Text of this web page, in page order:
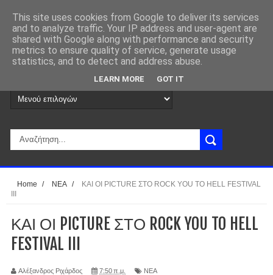
Home / ΝΕΑ /
ΚΑΙ ΟΙ PICTURE ΣΤΟ ROCK YOU TO HELL FESTIVAL
III
ΚΑΙ ΟΙ PICTURE ΣΤΟ ROCK YOU TO HELL
FESTIVAL III
Αλέξανδρος Ριχάρδος 7:50 π.μ. ΝΕΑ
This site uses cookies from Google to deliver its services
and to analyze traffic. Your IP address and user-agent are
shared with Google along with performance and security
metrics to ensure quality of service, generate usage
statistics, and to detect and address abuse.
LEARN MORE GOT IT